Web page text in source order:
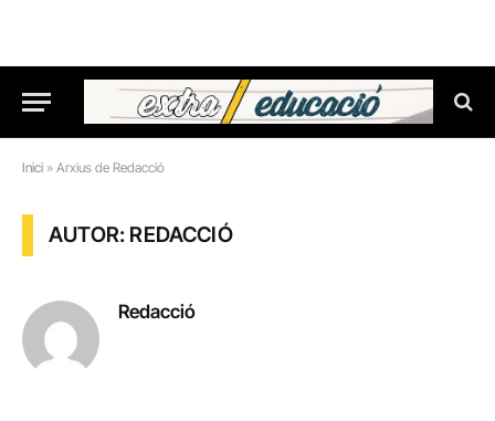
Inici » Arxius de Redacció
AUTOR: REDACCIÓ
Redacció